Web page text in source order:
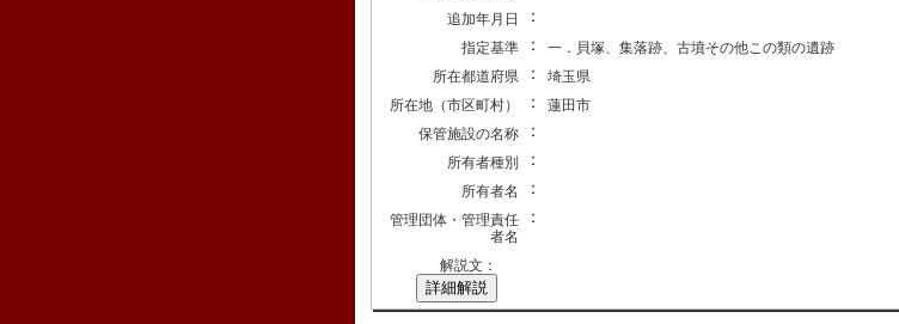
追加年月日 ：
指定基準 ：
一．貝塚、集落跡、古墳その他この類の遺跡
所在都道府県
：
埼玉県
所在地（市区町村）
：
蓮田市
保管施設の名称
：
所有者種別 ：
所有者名 ：
管理団体・管理責任
者名
：
解説文：
詳細解説